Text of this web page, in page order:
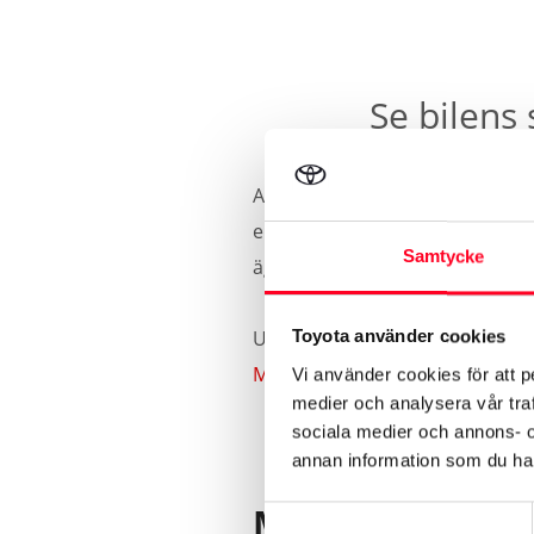
Samtycke
Toyota använder cookies
Vi använder cookies för att
medier och analysera vår
sociala medier och annons-
annan information som du
Samtyckesval
Se bilens
All service som är utförd hos
elektroniska servicesystem
ägare finns även tidigare
Uppkopplingsbara bilar kan
MyToyota‑portalen på
Min bil är inte